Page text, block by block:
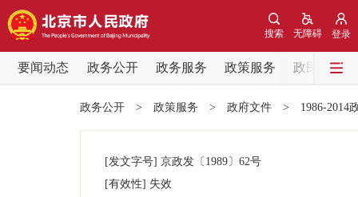
登录
无障碍
搜索
要闻动态 政务公开 政务服务 政策服务
政民互动
党中央精神
政务公开 > 政策服务 > 政府文件 > 1986-2014
[发文字号] 京政发 〔1989〕 62号
[有效性] 失效